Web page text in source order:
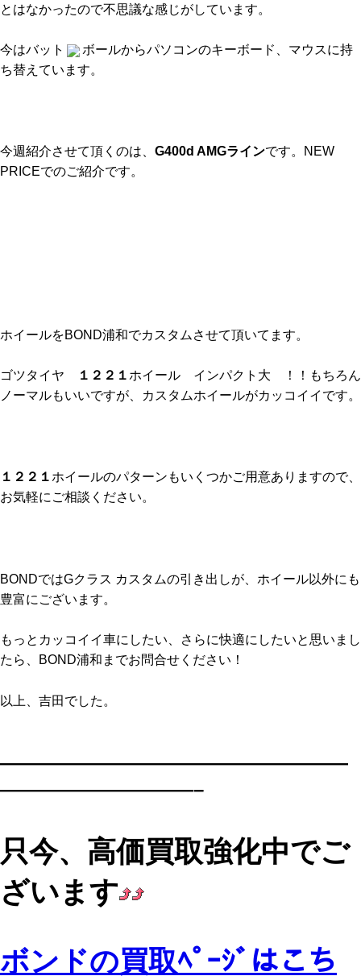
とはなかったので不思議な感じがしています。
今はバット
ボールからパソコンのキーボード、マウスに持
ち替えています。
今週紹介させて頂くのは、 G400d AMGラインです。NEW
PRICEでのご紹介です。
ホイールをBOND浦和でカスタムさせて頂いてます。
ゴツタイヤ １２２１ ホイール インパクト大 ！！もちろん
ノーマルもいいですが、カスタムホイールがカッコイイです。
１２２１ホイールのパターンもいくつかご用意ありますので、
お気軽にご相談ください。
BONDではGクラス カスタムの引き出しが、ホイール以外にも
豊富にございます。
もっとカッコイイ車にしたい、さらに快適にしたいと思いまし
たら、BOND浦和までお問合せください！
以上、吉田でした。
——————————————————
——————————–
只今、高価買取強化中でご
ざいます
ボンドの買取ﾍﾟｰｼﾞはこち